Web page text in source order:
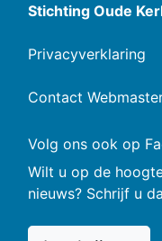
Stichting Oude
Privacyverklaring
Contact
Volg ons ook op
Wilt u op de
nieuws? Schrijf u